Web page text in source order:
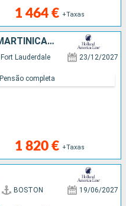
1 464 € +Taxas
BAHAMAS, SÃO MARTINHO, MARTINICA, BARBADOS, TRINIDADE E TOBAGO, SANTA LÚCIA, ANTÍGUA E BARBUDA, ESTADOS UNIDOS
Fort Lauderdale 23/12/2027
1 820 € +Taxas
Pensão completa
BOSTON 19/06/2027